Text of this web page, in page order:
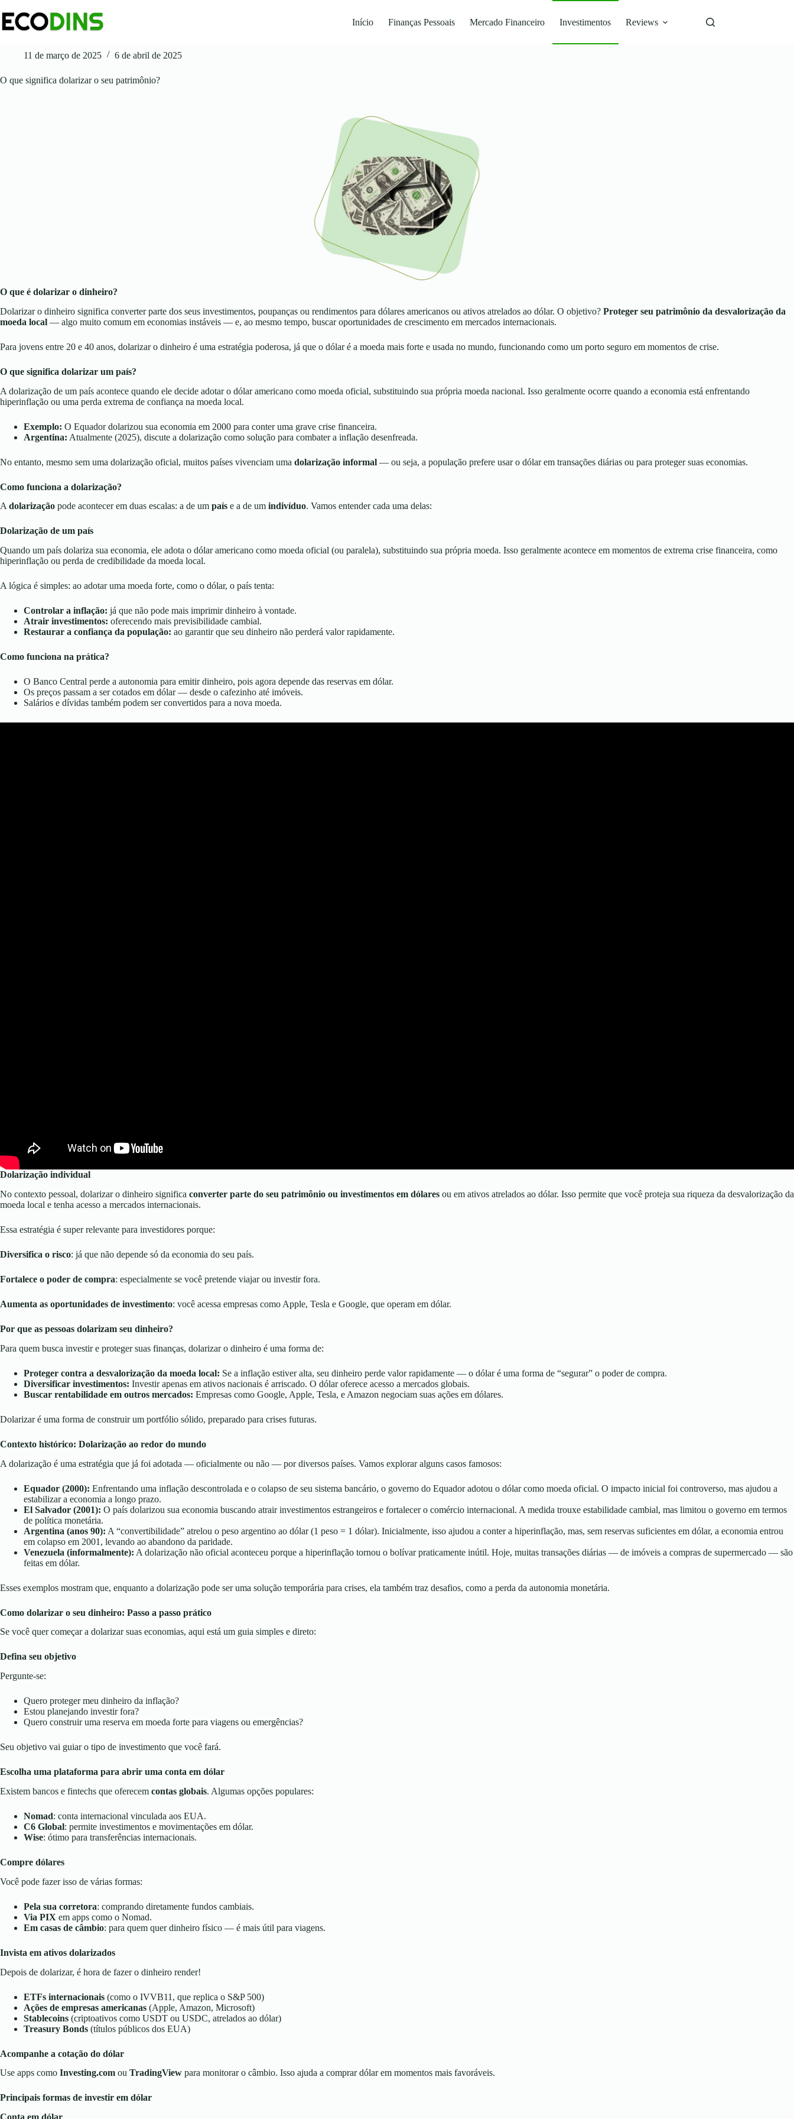
para
Início Finanças Pessoais Mercado Financeiro Investimentos Reviews
11 de março de 2025 6 de abril de 2025
O que significa dolarizar o seu patrimônio?
O que é dolarizar o dinheiro?
Dolarizar o dinheiro significa converter parte dos seus investimentos, poupanças ou rendimentos para dólares americanos ou ativos atrelados ao dólar. O objetivo? Proteger seu patrimônio da desvalorização da
moeda local — algo muito comum em economias instáveis — e, ao mesmo tempo, buscar oportunidades de crescimento em mercados internacionais.
Para jovens entre 20 e 40 anos, dolarizar o dinheiro é uma estratégia poderosa, já que o dólar é a moeda mais forte e usada no mundo, funcionando como um porto seguro em momentos de crise.
O que significa dolarizar um país?
A dolarização de um país acontece quando ele decide adotar o dólar americano como moeda oficial, substituindo sua própria moeda nacional. Isso geralmente ocorre quando a economia está enfrentando
hiperinflação ou uma perda extrema de confiança na moeda local.
Exemplo: O Equador dolarizou sua economia em 2000 para conter uma grave crise financeira.
Argentina: Atualmente (2025), discute a dolarização como solução para combater a inflação desenfreada.
No entanto, mesmo sem uma dolarização oficial, muitos países vivenciam uma dolarização informal — ou seja, a população prefere usar o dólar em transações diárias ou para proteger suas economias.
Como funciona a dolarização?
A dolarização pode acontecer em duas escalas: a de um país e a de um indivíduo. Vamos entender cada uma delas:
Dolarização de um país
Quando um país dolariza sua economia, ele adota o dólar americano como moeda oficial (ou paralela), substituindo sua própria moeda. Isso geralmente acontece em momentos de extrema crise financeira, como
hiperinflação ou perda de credibilidade da moeda local.
A lógica é simples: ao adotar uma moeda forte, como o dólar, o país tenta:
Controlar a inflação: já que não pode mais imprimir dinheiro à vontade.
Atrair investimentos: oferecendo mais previsibilidade cambial.
Restaurar a confiança da população: ao garantir que seu dinheiro não perderá valor rapidamente.
Como funciona na prática?
O Banco Central perde a autonomia para emitir dinheiro, pois agora depende das reservas em dólar.
Os preços passam a ser cotados em dólar — desde o cafezinho até imóveis.
Salários e dívidas também podem ser convertidos para a nova moeda.
Dolarização individual
No contexto pessoal, dolarizar o dinheiro significa converter parte do seu patrimônio ou investimentos em dólares ou em ativos atrelados ao dólar. Isso permite que você proteja sua riqueza da desvalorização da
moeda local e tenha acesso a mercados internacionais.
Essa estratégia é super relevante para investidores porque:
Diversifica o risco: já que não depende só da economia do seu país.
Fortalece o poder de compra: especialmente se você pretende viajar ou investir fora.
Aumenta as oportunidades de investimento: você acessa empresas como Apple, Tesla e Google, que operam em dólar.
Por que as pessoas dolarizam seu dinheiro?
Para quem busca investir e proteger suas finanças, dolarizar o dinheiro é uma forma de:
Proteger contra a desvalorização da moeda local: Se a inflação estiver alta, seu dinheiro perde valor rapidamente — o dólar é uma forma de “segurar” o poder de compra.
Diversificar investimentos: Investir apenas em ativos nacionais é arriscado. O dólar oferece acesso a mercados globais.
Buscar rentabilidade em outros mercados: Empresas como Google, Apple, Tesla, e Amazon negociam suas ações em dólares.
Dolarizar é uma forma de construir um portfólio sólido, preparado para crises futuras.
Contexto histórico: Dolarização ao redor do mundo
A dolarização é uma estratégia que já foi adotada — oficialmente ou não — por diversos países. Vamos explorar alguns casos famosos:
Equador (2000): Enfrentando uma inflação descontrolada e o colapso de seu sistema bancário, o governo do Equador adotou o dólar como moeda oficial. O impacto inicial foi controverso, mas ajudou a
estabilizar a economia a longo prazo.
El Salvador (2001): O país dolarizou sua economia buscando atrair investimentos estrangeiros e fortalecer o comércio internacional. A medida trouxe estabilidade cambial, mas limitou o governo em termos
de política monetária.
Argentina (anos 90): A “convertibilidade” atrelou o peso argentino ao dólar (1 peso = 1 dólar). Inicialmente, isso ajudou a conter a hiperinflação, mas, sem reservas suficientes em dólar, a economia entrou
em colapso em 2001, levando ao abandono da paridade.
Venezuela (informalmente): A dolarização não oficial aconteceu porque a hiperinflação tornou o bolívar praticamente inútil. Hoje, muitas transações diárias — de imóveis a compras de supermercado — são
feitas em dólar.
Esses exemplos mostram que, enquanto a dolarização pode ser uma solução temporária para crises, ela também traz desafios, como a perda da autonomia monetária.
Como dolarizar o seu dinheiro: Passo a passo prático
Se você quer começar a dolarizar suas economias, aqui está um guia simples e direto:
Defina seu objetivo
Pergunte-se:
Quero proteger meu dinheiro da inflação?
Estou planejando investir fora?
Quero construir uma reserva em moeda forte para viagens ou emergências?
Seu objetivo vai guiar o tipo de investimento que você fará.
Escolha uma plataforma para abrir uma conta em dólar
Existem bancos e fintechs que oferecem contas globais. Algumas opções populares:
Nomad: conta internacional vinculada aos EUA.
C6 Global: permite investimentos e movimentações em dólar.
Wise: ótimo para transferências internacionais.
Compre dólares
Você pode fazer isso de várias formas:
Pela sua corretora: comprando diretamente fundos cambiais.
Via PIX em apps como o Nomad.
Em casas de câmbio: para quem quer dinheiro físico — é mais útil para viagens.
Invista em ativos dolarizados
Depois de dolarizar, é hora de fazer o dinheiro render!
ETFs internacionais (como o IVVB11, que replica o S&P 500)
Ações de empresas americanas (Apple, Amazon, Microsoft)
Stablecoins (criptoativos como USDT ou USDC, atrelados ao dólar)
Treasury Bonds (títulos públicos dos EUA)
Acompanhe a cotação do dólar
Use apps como Investing.com ou TradingView para monitorar o câmbio. Isso ajuda a comprar dólar em momentos mais favoráveis.
Principais formas de investir em dólar